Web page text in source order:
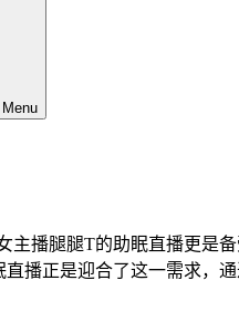
Menu
播腿腿T的助眠直播更是
播正是迎合了这一需求，